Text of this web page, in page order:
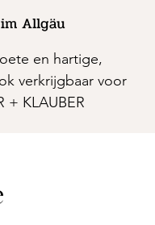
Allgäu
en hartige,
verkrijgbaar voor
+ KLAUBER